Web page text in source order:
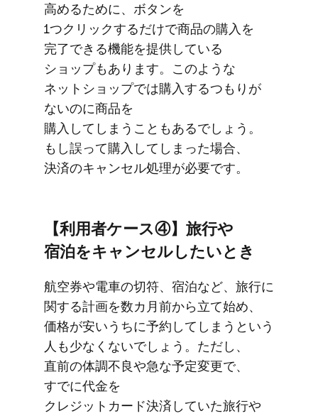
高める​ために、​ボタンを​
1つクリックするだけで​商品の​購入を​
完了できる​機能を​提供している​
ショップも​あります。​このような​
ネットショップでは​購入する​つもりが​
ないのに​商品を​
購入してしまうこともあるでしょう。​
もし誤って​購入してしまった​場合、​
決済の​キャンセル処理が​必要です。
【利用者ケース④】旅行や​
宿泊を​キャンセルしたい​とき
航​空券や​電車の​切符、​宿泊など、​旅行に​
関する​計画を​数カ月前から​立て​始め、​
価格が​安いうちに​予約してしまうと​いう​
人も​少なくないでしょう。​ただし、​
直前の​体調不良や​急な​予定変更で、​
すでに​代金を​
クレジットカード決済していた​旅行や​